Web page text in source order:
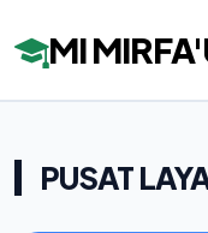
MI
PUSAT